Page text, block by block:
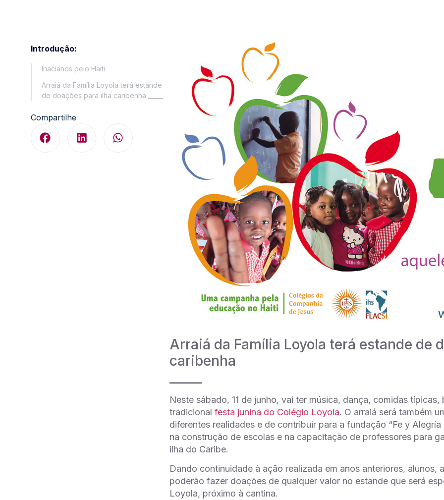
Introdução:
Inacianos pelo Haiti
Arraiá da Família Loyola terá estande
de doações para ilha caribenha _____
Compartilhe
Arraiá da Família Loyola terá estande de
caribenha
Neste sábado, 11 de junho, vai ter música, dança, comidas
tradicional festa junina do Colégio Loyola. O arraiá será também
diferentes realidades e de contribuir para a fundação “Fe y
na construção de escolas e na capacitação de professores para
ilha do Caribe.
Dando continuidade à ação realizada em anos anteriores, alunos,
poderão fazer doações de qualquer valor no estande que será
Loyola, próximo à cantina.